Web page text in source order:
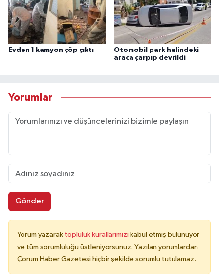
Evden 1 kamyon çöp çıktı
Otomobil park halindeki
araca çarpıp devrildi
Yorumlar
Gönder
Yorum yazarak topluluk kurallarımızı kabul etmiş bulunuyor
ve tüm sorumluluğu üstleniyorsunuz. Yazılan yorumlardan
Çorum Haber Gazetesi hiçbir şekilde sorumlu tutulamaz.